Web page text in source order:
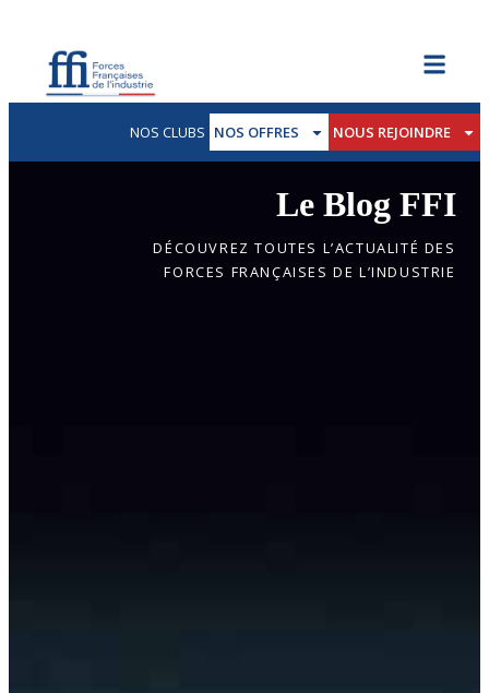
NOS CLUBS NOS OFFRES NOUS REJOINDRE
Le Blog FFI
DÉCOUVREZ TOUTES L’ACTUALITÉ DES
FORCES FRANÇAISES DE L’INDUSTRIE